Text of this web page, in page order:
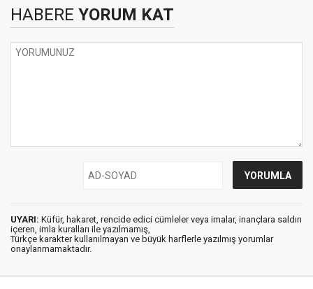
HABERE YORUM KAT
UYARI: Küfür, hakaret, rencide edici cümleler veya imalar, inançlara saldırı
içeren, imla kuralları ile yazılmamış,
Türkçe karakter kullanılmayan ve büyük harflerle yazılmış yorumlar
onaylanmamaktadır.